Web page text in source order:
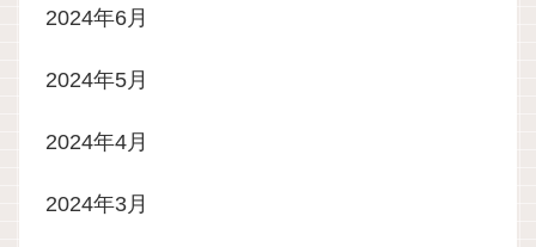
2024年6月
2024年5月
2024年4月
2024年3月